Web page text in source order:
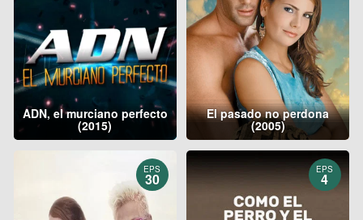
ADN, el murciano perfecto
(2015)
El pasado no perdona
(2005)
EPS
30
EPS
4